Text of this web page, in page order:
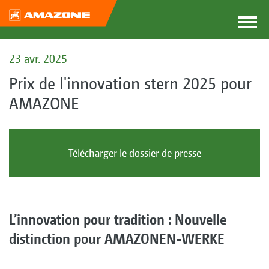
23 avr. 2025
Prix de l'innovation stern 2025 pour
AMAZONE
Télécharger le dossier de presse
L’innovation pour tradition : Nouvelle
distinction pour AMAZONEN-WERKE